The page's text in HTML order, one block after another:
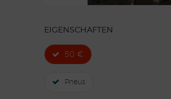
EIGENSCHAFTEN
50 €
Pneus